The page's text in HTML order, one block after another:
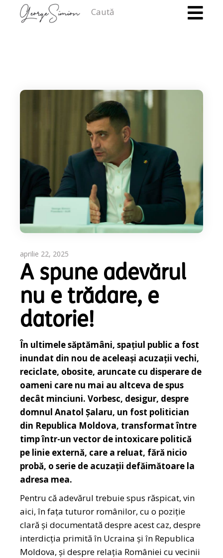
aprilie 22, 2025
A spune adevărul
nu e trădare, e
datorie!
În ultimele săptămâni, spațiul public a fost
inundat din nou de aceleași acuzații vechi,
reciclate, obosite, aruncate cu disperare de
oameni care nu mai au altceva de spus
decât minciuni. Vorbesc, desigur, despre
domnul Anatol Șalaru, un fost politician
din Republica Moldova, transformat între
timp într-un vector de intoxicare politică
pe linie externă, care a reluat, fără nicio
probă, o serie de acuzații defăimătoare la
adresa mea.
Pentru că adevărul trebuie spus răspicat, vin
aici, în fața tuturor românilor, cu o poziție
clară și documentată despre acest caz, despre
interdicția primită în Ucraina și în Republica
Moldova, și despre relația României cu vecinii